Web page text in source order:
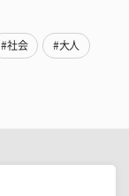
#社会 #大人